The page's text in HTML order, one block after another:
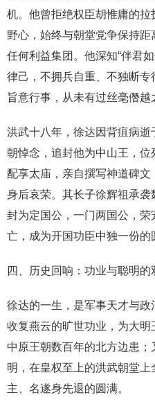
机。他曾拒绝权臣胡惟庸的
野心，始终与朝堂党争保持
任何利益集团。他深知“伴君
律己，不拥兵自重、不独断
旨意行事，从未有过丝毫僭越
洪武十八年，徐达因背疽病
朝悼念，追封他为中山王，位
配享太庙，亲自撰写神道碑
身后哀荣。其长子徐辉祖承
封为定国公，一门两国公，
亡，成为开国功臣中独一份的
四、历史回响：功业与聪明的
徐达的一生，是军事天才与
收复燕云的旷世功业，为大
中原王朝数百年的北方边患
明，在皇权至上的洪武朝堂
主、名遂身先退的圆满。